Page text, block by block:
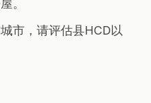
。
市，请评估县HCD以